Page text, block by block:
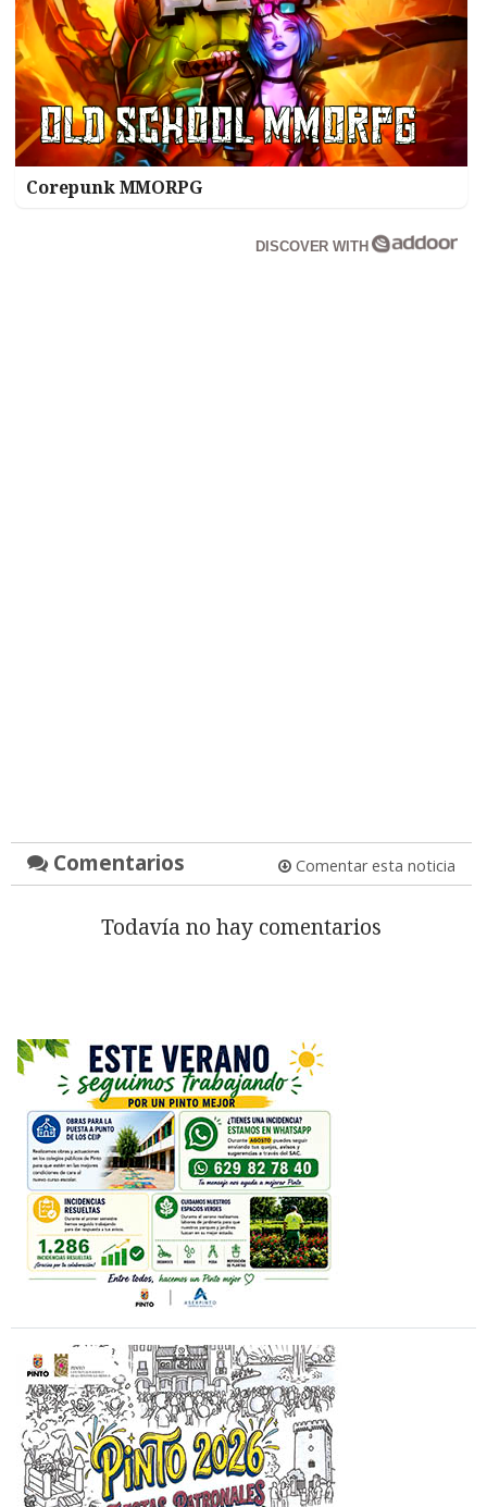
Corepunk MMORPG
DISCOVER WITH
Comentarios Comentar esta noticia
Todavía no hay comentarios